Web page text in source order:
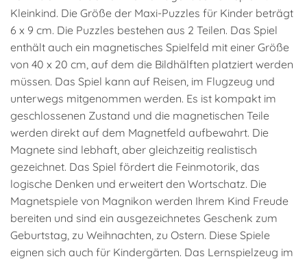
Kleinkind. Die Größe der Maxi-Puzzles für Kinder beträgt
6 x 9 cm. Die Puzzles bestehen aus 2 Teilen. Das Spiel
enthält auch ein magnetisches Spielfeld mit einer Größe
von 40 x 20 cm, auf dem die Bildhälften platziert werden
müssen. Das Spiel kann auf Reisen, im Flugzeug und
unterwegs mitgenommen werden. Es ist kompakt im
geschlossenen Zustand und die magnetischen Teile
werden direkt auf dem Magnetfeld aufbewahrt. Die
Magnete sind lebhaft, aber gleichzeitig realistisch
gezeichnet. Das Spiel fördert die Feinmotorik, das
logische Denken und erweitert den Wortschatz. Die
Magnetspiele von Magnikon werden Ihrem Kind Freude
bereiten und sind ein ausgezeichnetes Geschenk zum
Geburtstag, zu Weihnachten, zu Ostern. Diese Spiele
eignen sich auch für Kindergärten. Das Lernspielzeug im